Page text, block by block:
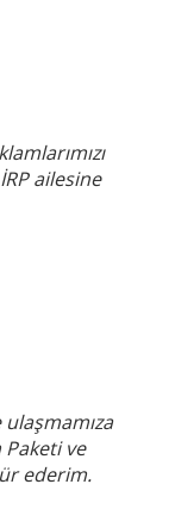
ailesine
Paketi ve
ederim.